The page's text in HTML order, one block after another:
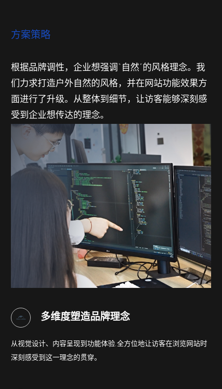
方案策略
根据品牌调性，企业想强调“自然”的风格理念。我
们力求打造户外自然的风格，并在网站功能效果方
面进行了升级。从整体到细节，让访客能够深刻感
受到企业想传达的理念。
多维度塑造品牌理念
从视觉设计、内容呈现到功能体验,全方位地让访客在浏览网站时
深刻感受到这一理念的贯穿。